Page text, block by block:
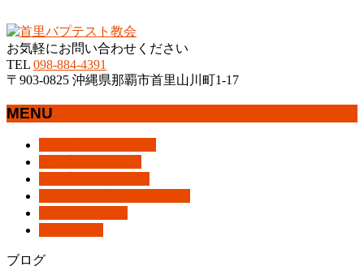
お気軽にお問い合わせください
TEL 098-884-4391
〒903-0825 沖縄県那覇市首里山川町1-17
MENU
す
ブログ